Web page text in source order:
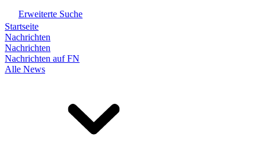
Erweiterte Suche
Startseite
Nachrichten
Nachrichten
Nachrichten auf FN
Alle News